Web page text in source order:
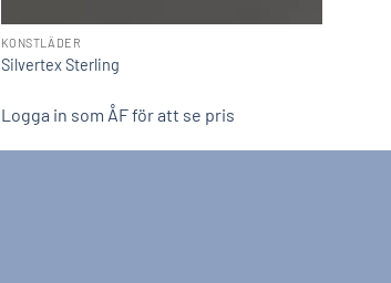
KONSTLÄDER
Silvertex Sterling
Logga in som ÅF för att se pris